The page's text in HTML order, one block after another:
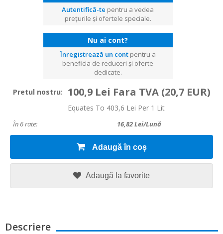
Autentifică-te pentru a vedea
prețurile și ofertele speciale.
Nu ai cont?
Înregistrează un contpentru a
beneficia de reduceri și oferte
dedicate.
Pretul nostru: 100,9 Lei Fara TVA (20,7 EUR)
Equates To 403,6 Lei Per 1 Lit
În 6 rate: 16,82Lei/lună
Adaugă în coș
Adaugă la favorite
Descriere